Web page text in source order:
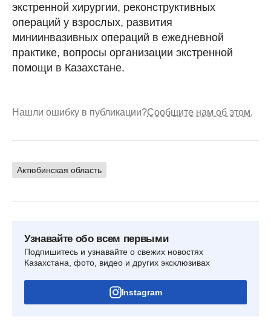
экстренной хирургии, реконструктивных
операций у взрослых, развития
миниинвазивных операций в ежедневной
практике, вопросы организации экстренной
помощи в Казахстане.
Нашли ошибку в публикации?Сообщите нам об этом.
Актюбинская область
Узнавайте обо всем первыми
Подпишитесь и узнавайте о свежих новостях
Казахстана, фото, видео и других эксклюзивах
Instagram